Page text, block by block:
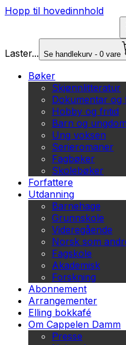
Hopp til hovedinnhold
Laster... Se handlekurv - 0 vare
Bøker
Skjønnlitteratur
Dokumentar og
Hobby og fritid
Barn og ungdom
Ung voksen
Serieromaner
Fagbøker
Skolebøker
Forfattere
Utdanning
Barnehage
Grunnskole
Videregående
Norsk som
Fagskole
Akademisk
Forskning
Abonnement
Arrangementer
Elling bokkafé
Om Cappelen Damm
Presse